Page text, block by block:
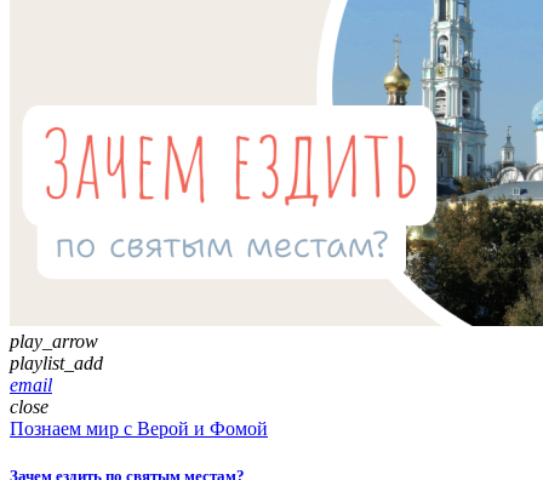
play_arrow
playlist_add
email
close
Познаем мир с Верой и Фомой
Зачем ездить по святым местам?